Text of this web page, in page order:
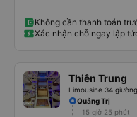
bạn ấy nha. Nếu bạn ấy bị trừ
trợ ạ. Số mình đuôi 666,
iu còn đổi cho mình phòng
Không cần thanh toán
Xác nhận chỗ ngay lập
Thiên Trung
Limousine 34 giường
Quảng Trị
15 giờ 25 phút